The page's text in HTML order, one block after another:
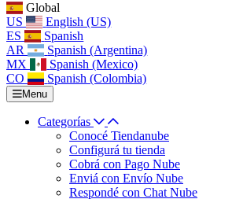
Global
US
English (US)
ES
Spanish
AR
Spanish (Argentina)
MX
Spanish (Mexico)
CO
Spanish (Colombia)
Menu
Categorías
Conocé Tiendanube
Configurá tu tienda
Cobrá con Pago Nube
Enviá con Envío Nube
Respondé con Chat Nube